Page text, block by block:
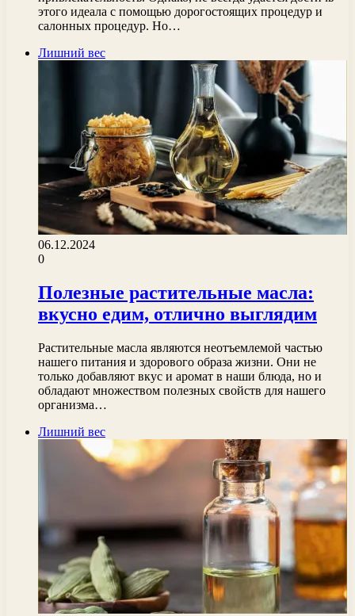
этого идеала с помощью дорогостоящих процедур и
салонных процедур. Но…
Лишний вес
06.12.2024
0
Полезные растительные масла:
вкусно едим, отлично выглядим
Растительные масла являются неотъемлемой частью
нашего питания и здорового образа жизни. Они не
только добавляют вкус и аромат в наши блюда, но и
обладают множеством полезных свойств для нашего
организма…
Лишний вес